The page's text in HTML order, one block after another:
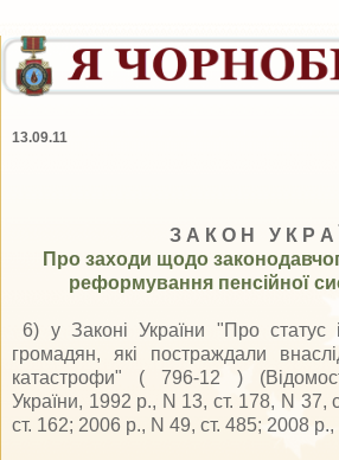
13.09.11
З А К О Н У К Р А
Про заходи щодо
реформування пенсійної
6) у Законі України "Про статус
громадян, які постраждали
катастрофи" ( 796-12 )
України, 1992 р., N 13, ст. 178, N 37,
ст. 162; 2006 р., N 49, ст. 485; 2008 р.,